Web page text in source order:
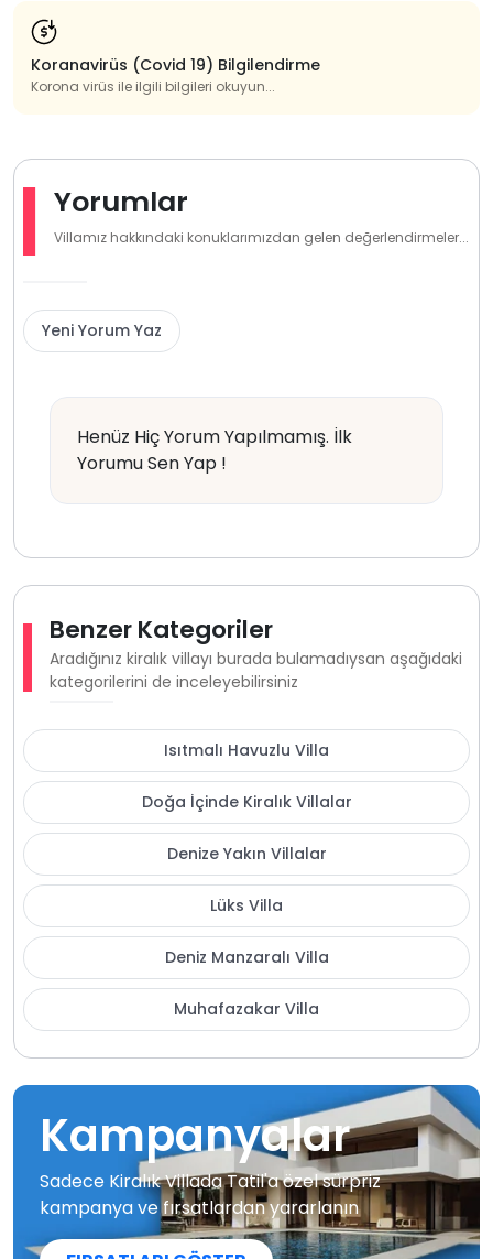
Koranavirüs (Covid 19) Bilgilendirme
Korona virüs ile ilgili bilgileri okuyun...
Yorumlar
Villamız hakkındaki konuklarımızdan gelen değerlendirmeler...
Yeni Yorum Yaz
Henüz Hiç Yorum Yapılmamış. İlk
Yorumu Sen Yap !
Benzer Kategoriler
Aradığınız kiralık villayı burada bulamadıysan aşağıdaki
kategorilerini de inceleyebilirsiniz
Isıtmalı Havuzlu Villa
Doğa İçinde Kiralık Villalar
Denize Yakın Villalar
Lüks Villa
Deniz Manzaralı Villa
Muhafazakar Villa
Kampanyalar
Sadece Kiralık Villada Tatil'a özel sürpriz
kampanya ve fırsatlardan yararlanın